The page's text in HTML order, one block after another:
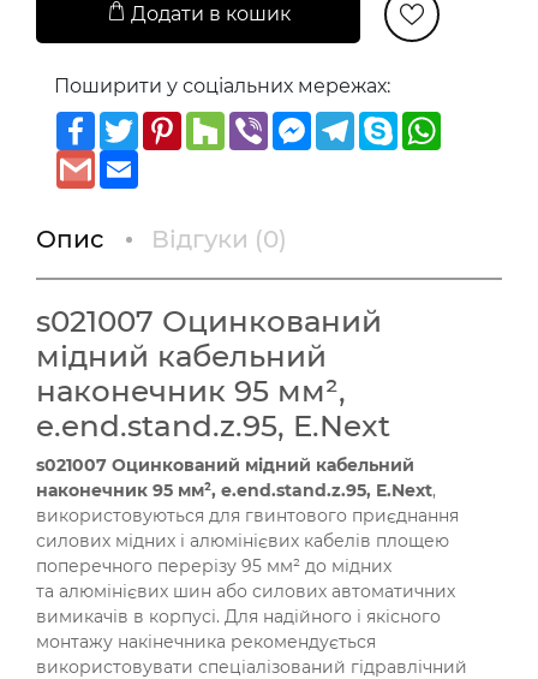
Додати в кошик
Поширити у соціальних мережах:
Facebook
TwitterPinterest
HouzzViberMessenger
Telegram
Skype
Gmail
Опис Відгуки (0)
s021007 Оцинкований
мідний кабельний
наконечник 95 мм²,
e.end.stand.z.95, E.Next
s021007 Оцинкований мідний кабельний
наконечник 95 мм², e.end.stand.z.95, E.Next,
використовуються для гвинтового приєднання
силових мідних і алюмінієвих кабелів площею
поперечного перерізу 95 мм² до мідних
та алюмінієвих шин або силових автоматичних
вимикачів в корпусі. Для надійного і якісного
монтажу накінечника рекомендується
використовувати спеціалізований гідравлічний